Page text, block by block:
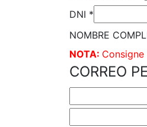
DNI *
NOMBRE
NOTA:
CORREO